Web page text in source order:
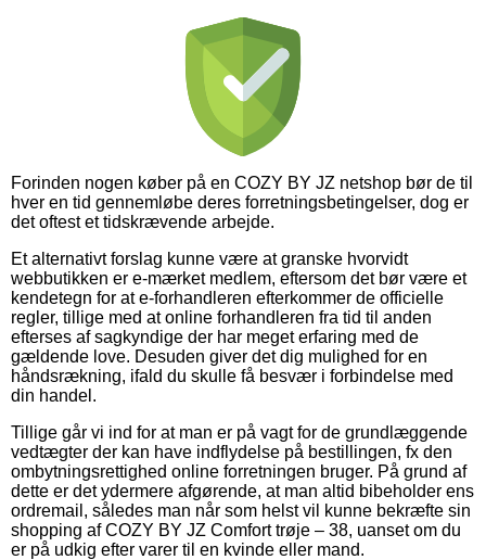
Forinden nogen køber på en COZY BY JZ netshop bør de til
hver en tid gennemløbe deres forretningsbetingelser, dog er
det oftest et tidskrævende arbejde.
Et alternativt forslag kunne være at granske hvorvidt
webbutikken er e-mærket medlem, eftersom det bør være et
kendetegn for at e-forhandleren efterkommer de officielle
regler, tillige med at online forhandleren fra tid til anden
efterses af sagkyndige der har meget erfaring med de
gældende love. Desuden giver det dig mulighed for en
håndsrækning, ifald du skulle få besvær i forbindelse med
din handel.
Tillige går vi ind for at man er på vagt for de grundlæggende
vedtægter der kan have indflydelse på bestillingen, fx den
ombytningsrettighed online forretningen bruger. På grund af
dette er det ydermere afgørende, at man altid bibeholder ens
ordremail, således man når som helst vil kunne bekræfte sin
shopping af COZY BY JZ Comfort trøje – 38, uanset om du
er på udkig efter varer til en kvinde eller mand.